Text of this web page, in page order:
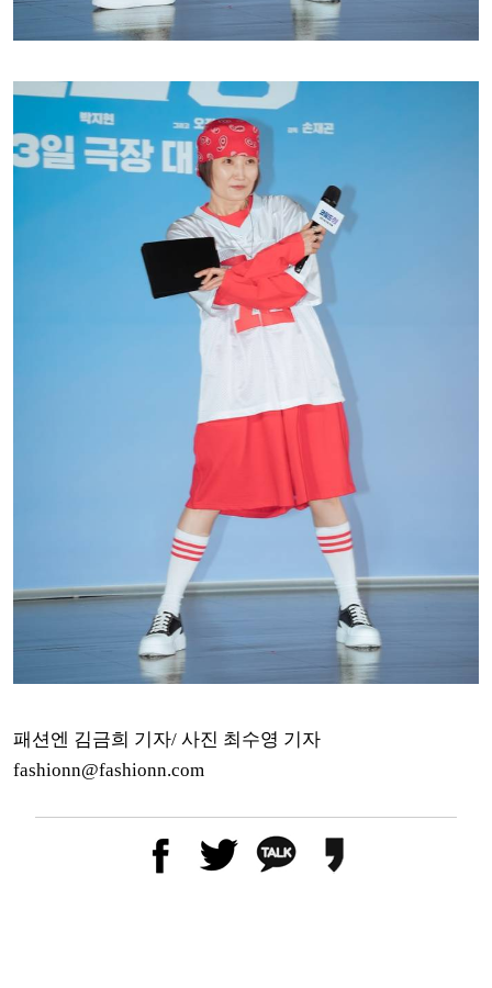
패션엔 김금희 기자/ 사진 최수영 기자
fashionn@fashionn.com